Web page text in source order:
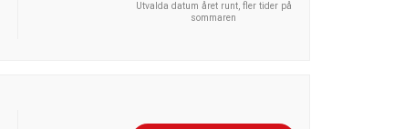
Utvalda datum året runt, fler tider på
sommaren